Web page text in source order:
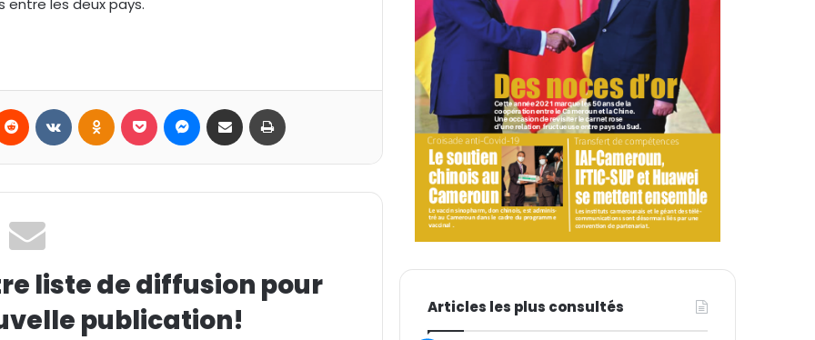
les deux pays.
liste de diffusion pour
publication!
Articles les plus consultés